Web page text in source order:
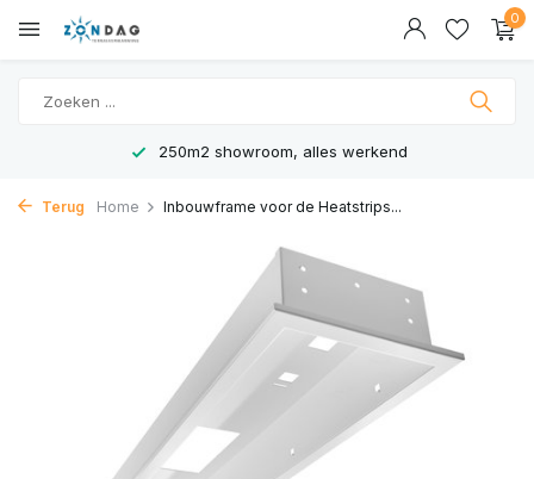
0
250m2 showroom, alles werkend
Terug Home Inbouwframe voor de Heatstrips...